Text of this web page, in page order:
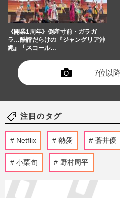
《開業1周年》倒産寸前・ガラガ
ラ…酷評だらけの『ジャングリア沖
縄』「スコール…
7位以
注目のタグ
Netflix 熱愛 蒼井優
小栗旬 野村周平